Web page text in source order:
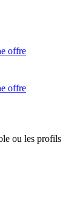
offre
offre
ou les profils